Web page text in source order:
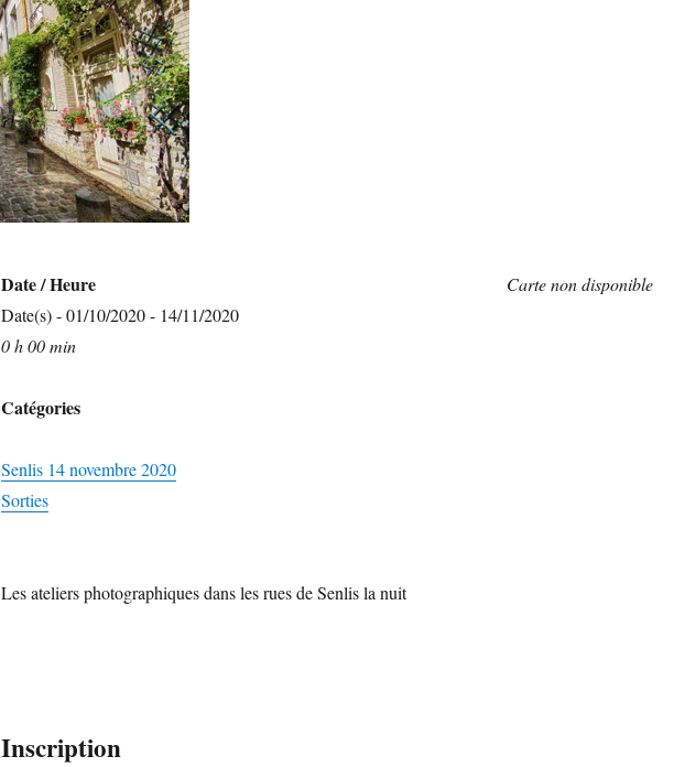
Carte non disponible
Date / Heure
Date(s) - 01/10/2020 - 14/11/2020
0 h 00 min
Catégories
Senlis 14 novembre 2020
Sorties
Les ateliers photographiques dans les rues de Senlis la nuit
Inscription